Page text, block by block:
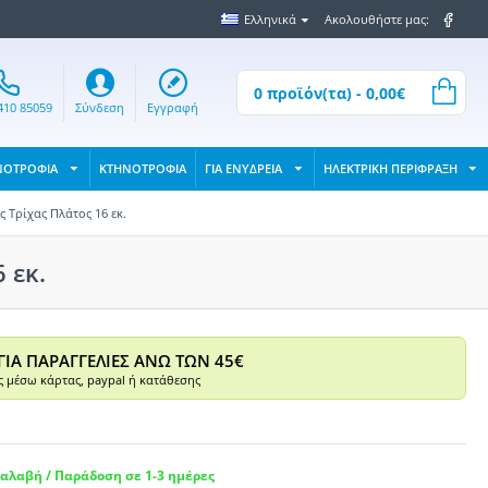
Ελληνικά Ακολουθήστε μας:
85059 Σύνδεση Εγγραφή
0 προϊόν(τα) - 0,00€
ΚΤΗΝΟΤΡΟΦΙΑ ΓΙΑ ΕΝΥΔΡΕΙΑ ΗΛΕΚΤΡΙΚΗ ΠΕΡΙΦΡΑΞΗ
Πλάτος 16 εκ.
εκ.
ΠΑΡΑΓΓΕΛΙΕΣ ΑΝΩ ΤΩΝ 45€
μέσω κάρτας, paypal ή κατάθεσης
/ Παράδοση σε 1-3 ημέρες